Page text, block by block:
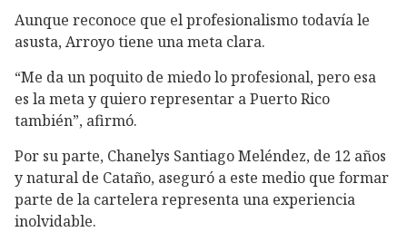
Aunque reconoce que el profesionalismo todavía le
asusta, Arroyo tiene una meta clara.
“Me da un poquito de miedo lo profesional, pero esa
es la meta y quiero representar a Puerto Rico
también”, afirmó.
Por su parte, Chanelys Santiago Meléndez, de 12 años
y natural de Cataño, aseguró a este medio que formar
parte de la cartelera representa una experiencia
inolvidable.